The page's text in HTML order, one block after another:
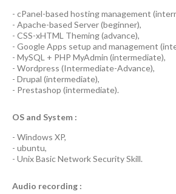
- cPanel-based hosting management (
- Apache-based Server(beginner),
- CSS-xHTML Theming(advance),
- Google Apps setup and management (
- MySQL + PHP MyAdmin (intermediate),
- Wordpress (Intermediate-Advance),
- Drupal (intermediate),
- Prestashop (intermediate).
OS and System :
- Windows XP,
- ubuntu,
- Unix Basic Network SecuritySkill.
Audio recording :